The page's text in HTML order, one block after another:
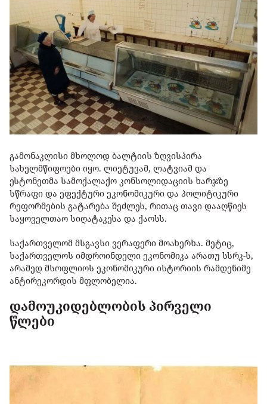
გამონაკლისი მხოლოდ ბალტიის ზღვისპირა
სახელმწიფოები იყო. ლიეტუვამ, ლატვიამ და
ესტონეთმა სამოქალაქო კონსოლიდაციის ხარჯზე
სწრაფი და ეფექტური ეკონომიკური და პოლიტიკური
რეფორმების გატარება შეძლეს, რითაც თავი დააღწიეს
საყოველთაო სიღატაკესა და ქაოსს.
საქართველომ მსგავსი ვერაფერი მოახერხა. მეტიც,
საქართველოს იმდროინდელი ეკონომიკა არათუ სსრკ-ს,
არამედ მსოფლიოს ეკონომიკური ისტორიის რამდენიმე
ანტირეკორდის მფლობელია.
დამოუკიდებლობის პირველი
წლები